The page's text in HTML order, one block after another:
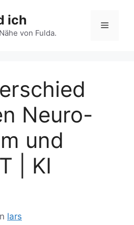
ich
von Fulda.
Menü
Neuro-
und
| KI
lars